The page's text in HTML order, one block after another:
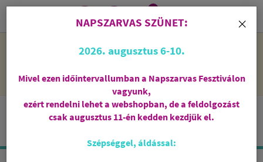
NAPSZARVAS SZÜNET: 2026. augusztus 6-10 - rendelni lehet
feldolgozni őket.
i
0
×
NAPSZARVAS SZÜNET:
2026. augusztus 6-10.
Mivel ezen időintervallumban a Napszarvas Fesztiválon
vagyunk,
ezért rendelni lehet a webshopban, de a feldolgozást
csak augusztus 11-én kedden kezdjük el.
Szépséggel, áldással: